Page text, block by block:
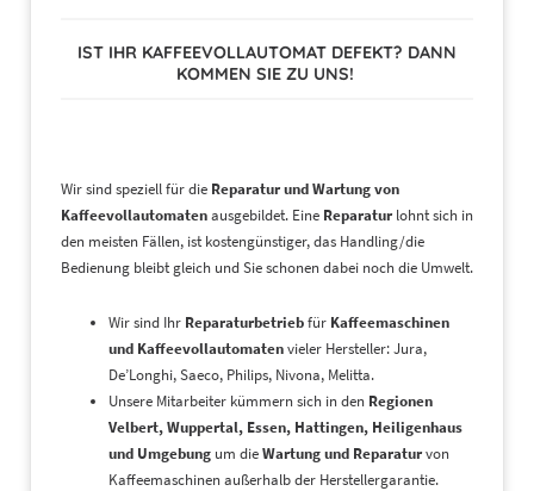
IST IHR KAFFEEVOLLAUTOMAT DEFEKT? DANN
KOMMEN SIE ZU UNS!
Wir sind speziell für die Reparatur und Wartung von
Kaffeevollautomatenausgebildet. Eine Reparatur lohnt sich in
den meisten Fällen, ist kostengünstiger, das Handling/die
Bedienung bleibt gleich und Sie schonen dabei noch die Umwelt.
Wir sind Ihr Reparaturbetriebfür Kaffeemaschinen
und Kaffeevollautomatenvieler Hersteller: Jura,
De’Longhi, Saeco, Philips, Nivona, Melitta.
Unsere Mitarbeiter kümmern sich in den Regionen
Velbert, Wuppertal, Essen, Hattingen, Heiligenhaus
und Umgebung um dieWartung und Reparaturvon
Kaffeemaschinen außerhalb der Herstellergarantie.